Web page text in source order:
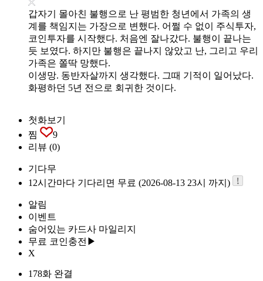
갑자기 몰아친 불행으로 난 평범한 청년에서 가족의 생
계를 책임지는 가장으로 변했다. 어쩔 수 없이 주식투자,
코인투자를 시작했다. 처음엔 잘나갔다. 불행이 끝나는
듯 보였다. 하지만 불행은 끝나지 않았고 난, 그리고 우리
가족은 쫄딱 망했다.
이생망. 동반자살까지 생각했다. 그때 기적이 일어났다.
화평하던 5년 전으로 회귀한 것이다.
첫화보기
찜
9
리뷰 (0)
기다무
12시간마다 기다리면 무료 (2026-08-13 23시 까지)
알림
이벤트
숨어있는 카드사 마일리지
무료 코인충전▶
X
178화 완결